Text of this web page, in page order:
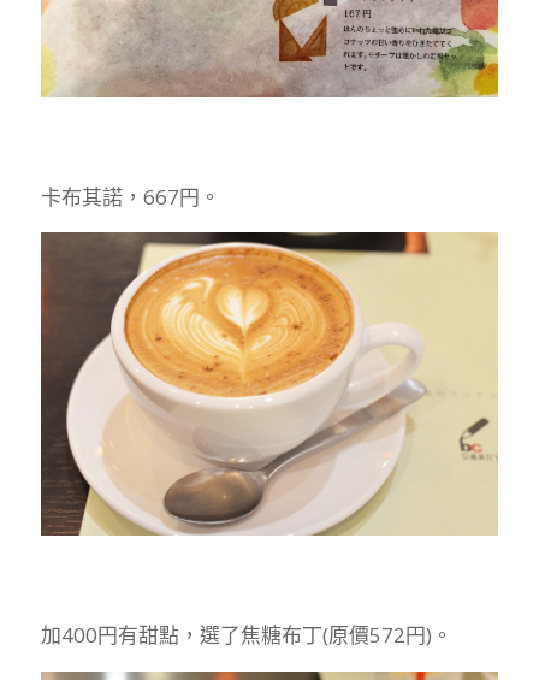
卡布其諾，667円 。
加400円有甜點，選了焦糖布丁(原價572円)。